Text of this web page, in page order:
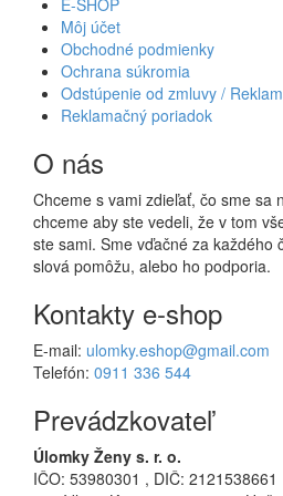
Môj účet
Obchodné podmienky
Ochrana súkromia
Odstúpenie od zmluvy /
Reklamačný poriadok
O nás
Chceme s vami zdieľať, čo sme sa
chceme aby ste vedeli, že v tom
ste sami. Sme vďačné za každého
slová pomôžu, alebo ho podporia.
Kontakty e-shop
E-mail: ulomky.eshop@gmail.com
Telefón: 0911 336 544
Prevádzkovateľ
Úlomky Ženy s. r. o.
IČO: 53980301 , DIČ: 2121538661